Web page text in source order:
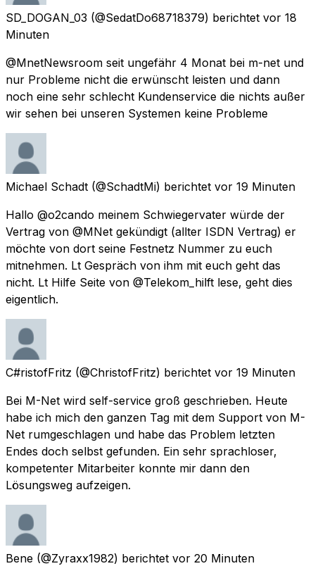
SD_DOGAN_03 (@SedatDo68718379) berichtet vor 18
Minuten
@MnetNewsroom seit ungefähr 4 Monat bei m-net und
nur Probleme nicht die erwünscht leisten und dann
noch eine sehr schlecht Kundenservice die nichts außer
wir sehen bei unseren Systemen keine Probleme
Michael Schadt (@SchadtMi) berichtet vor 19 Minuten
Hallo @o2cando meinem Schwiegervater würde der
Vertrag von @MNet gekündigt (allter ISDN Vertrag) er
möchte von dort seine Festnetz Nummer zu euch
mitnehmen. Lt Gespräch von ihm mit euch geht das
nicht. Lt Hilfe Seite von @Telekom_hilft lese, geht dies
eigentlich.
C#ristofFritz (@ChristofFritz) berichtet vor 19 Minuten
Bei M-Net wird self-service groß geschrieben. Heute
habe ich mich den ganzen Tag mit dem Support von M-
Net rumgeschlagen und habe das Problem letzten
Endes doch selbst gefunden. Ein sehr sprachloser,
kompetenter Mitarbeiter konnte mir dann den
Lösungsweg aufzeigen.
Bene (@Zyraxx1982) berichtet vor 20 Minuten